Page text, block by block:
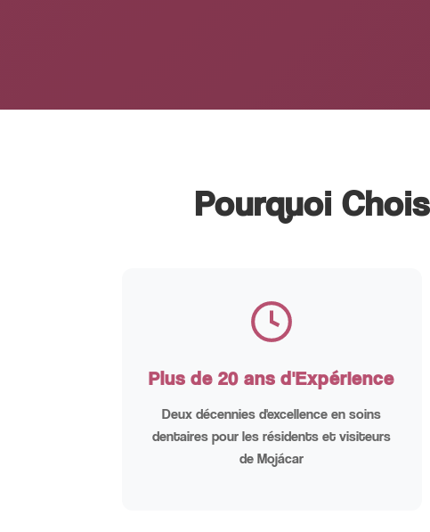
Pourquoi
Plus de 20 ans d'Expérience
Deux décennies d'excellence en soins
dentaires pour les résidents et visiteurs
de Mojácar